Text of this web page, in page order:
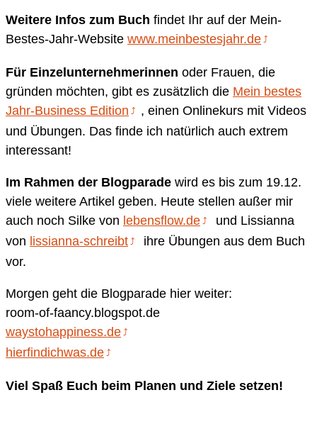
Weitere Infos zum Buch findet Ihr auf der Mein-
Bestes-Jahr-Website www.meinbestesjahr.de
Für Einzelunternehmerinnen oder Frauen, die
gründen möchten, gibt es zusätzlich die Mein bestes
Jahr-Business Edition
, einen Onlinekurs mit Videos
und Übungen. Das finde ich natürlich auch extrem
interessant!
Im Rahmen der Blogparade wird es bis zum 19.12.
viele weitere Artikel geben. Heute stellen außer mir
auch noch Silke von lebensflow.de
und Lissianna
von lissianna-schreibt
ihre Übungen aus dem Buch
vor.
Morgen geht die Blogparade hier weiter:
room-of-faancy.blogspot.de
waystohappiness.de
hierfindichwas.de
Viel Spaß Euch beim Planen und Ziele setzen!